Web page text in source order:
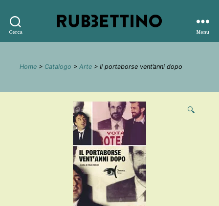
Cerca
editore
Menu
Home > Catalogo > Arte > Il portaborse vent’anni dopo
🔍